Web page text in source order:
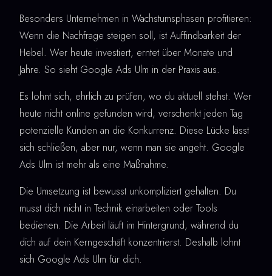
Besonders Unternehmen in Wachstumsphasen profitieren:
Wenn die Nachfrage steigen soll, ist Auffindbarkeit der
Hebel. Wer heute investiert, erntet über Monate und
Jahre. So sieht Google Ads Ulm in der Praxis aus.
Es lohnt sich, ehrlich zu prüfen, wo du aktuell stehst. Wer
heute nicht online gefunden wird, verschenkt jeden Tag
potenzielle Kunden an die Konkurrenz. Diese Lücke lässt
sich schließen, aber nur, wenn man sie angeht. Google
Ads Ulm ist mehr als eine Maßnahme.
Die Umsetzung ist bewusst unkompliziert gehalten. Du
musst dich nicht in Technik einarbeiten oder Tools
bedienen. Die Arbeit läuft im Hintergrund, während du
dich auf dein Kerngeschäft konzentrierst. Deshalb lohnt
sich Google Ads Ulm für dich.